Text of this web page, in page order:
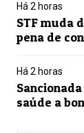
Há 2 horas
STF muda
pena de
Há 2 horas
saúde a